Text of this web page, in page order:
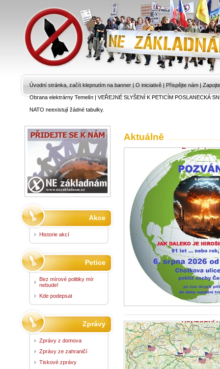
Úvodní stránka, začít klepnutím na banner | O iniciativě | Přispějte nám |
Obrana elektrárny Temelín|VEŘEJNÉ SLYŠENÍ K PETICÍM POSLANECKÁ
NATO neexistují žádné tabulky.
Aktuálně
Pozvánka
4.8.2026 -
Cílový komisní
výboru
USNESENÍ
července
4.8.2026 -
USNESENÍ
449 k návrhu
Akce
Historie akcí
Petice
Bez mírové politiky mír
nebude!
Kde podepsat
Zprávy
Zprávy z domova
Zprávy ze zahraničí
Tiskové zprávy